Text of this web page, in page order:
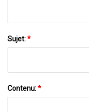
Sujet:*
Contenu:*